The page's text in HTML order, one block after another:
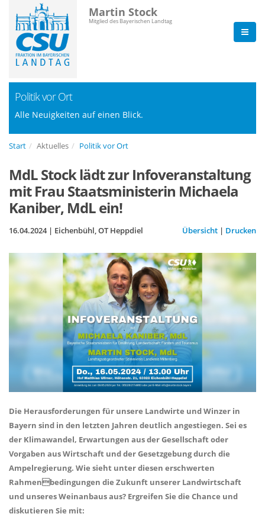
Martin Stock
Mitglied des Bayerischen Landtag
Politik vor Ort
Alle Neuigkeiten auf einen Blick.
Start Aktuelles Politik vor Ort
MdL Stock lädt zur Infoveranstaltung
mit Frau Staatsministerin Michaela
Kaniber, MdL ein!
16.04.2024 | Eichenbühl, OT Heppdiel Übersicht | Drucken
Die Herausforderungen für unsere Landwirte und Winzer in
Bayern sind in den letzten Jahren deutlich angestiegen. Sei es
der Klimawandel, Erwartungen aus der Gesellschaft oder
Vorgaben aus Wirtschaft und der Gesetzgebung durch die
Ampelregierung. Wie sieht unter diesen erschwerten
Rahmenbedingungen die Zukunft unserer Landwirtschaft
und unseres Weinanbaus aus? Ergreifen Sie die Chance und
diskutieren Sie mit: